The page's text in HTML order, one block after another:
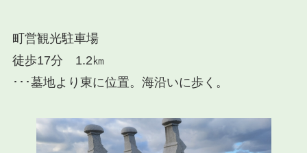
町営観光駐車場
徒歩17分 1.2㎞
･･･墓地より 東に位置。海沿いに歩く。